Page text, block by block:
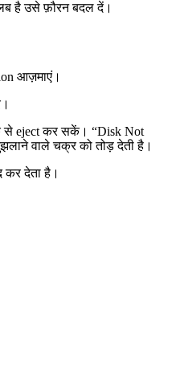
है उसे फ़ौरन बदल दें।
आज़माएं।
से eject कर सकें। “Disk Not
वाले चक्र को तोड़ देती है।
कर देता है।